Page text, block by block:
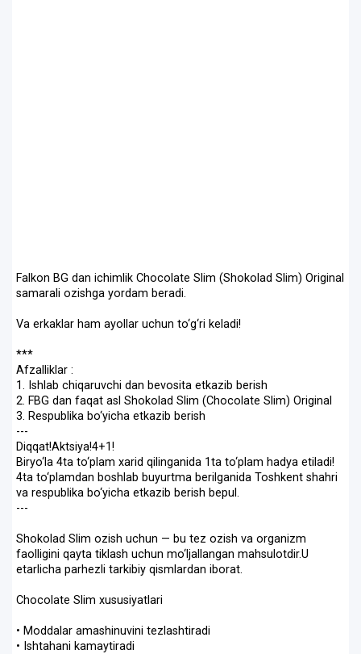
Falkon BG dan ichimlik Chocolate Slim (Shokolad Slim) Original
samarali ozishga yordam beradi.
Va erkaklar ham ayollar uchun to‘g‘ri keladi!
***
Afzalliklar :
1. Ishlab chiqaruvchi dan bevosita etkazib berish
2. FBG dan faqat asl Shokolad Slim (Chocolate Slim) Original
3. Respublika bo‘yicha etkazib berish
---
Diqqat!Aktsiya!4+1!
Biryo‘la 4ta to‘plam xarid qilinganida 1ta to‘plam hadya etiladi!
4ta to‘plamdan boshlab buyurtma berilganida Toshkent shahri
va respublika bo‘yicha etkazib berish bepul.
---
Shokolad Slim ozish uchun — bu tez ozish va organizm
faolligini qayta tiklash uchun mo‘ljallangan mahsulotdir.U
etarlicha parhezli tarkibiy qismlardan iborat.
Chocolate Slim xususiyatlari
• Moddalar amashinuvini tezlashtiradi
• Ishtahani kamaytiradi